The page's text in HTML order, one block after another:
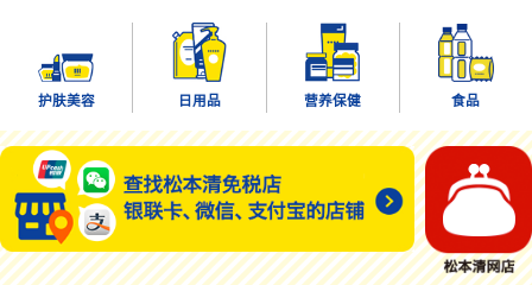
护肤美容 日用品 营养保健 食品